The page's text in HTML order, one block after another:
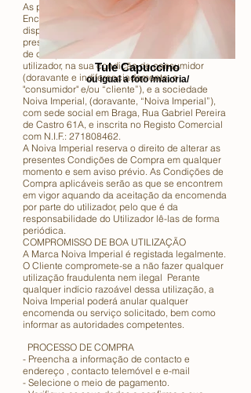
As presentes condições regulamentam a
Encomenda dos artigos colocados à
disposição do utilizador no Showroom
presente(doravante, a "Showroom"). O contrato
de compra e venda será subscrito entre o
utilizador, na sua condição de consumidor
(doravante e indiferenciadamente, o
"consumidor" e/ou “cliente”), e a sociedade
Noiva Imperial, (doravante, “Noiva Imperial”),
com sede social em Braga, Rua Gabriel Pereira
de Castro 61A, e inscrita no Registo Comercial
com N.I.F.: 271808462.
A Noiva Imperial reserva o direito de alterar as
presentes Condições de Compra em qualquer
momento e sem aviso prévio. As Condições de
Compra aplicáveis serão as que se encontrem
em vigor aquando da aceitação da encomenda
por parte do utilizador, pelo que é da
responsabilidade do Utilizador lê-las de forma
periódica.
COMPROMISSO DE BOA UTILIZAÇÃO
A Marca Noiva Imperial é registada legalmente.
O Cliente compromete-se a não fazer qualquer
utilização fraudulenta nem ilegal Perante
qualquer indício razoável dessa utilização, a
Noiva Imperial poderá anular qualquer
encomenda ou serviço solicitado, bem como
informar as autoridades competentes.
PROCESSO DE COMPRA
- Preencha a informação de contacto e
endereço , contacto telemóvel e e-mail
- Selecione o meio de pagamento.
Tule Capuccino
ou igual a foto /maioria/